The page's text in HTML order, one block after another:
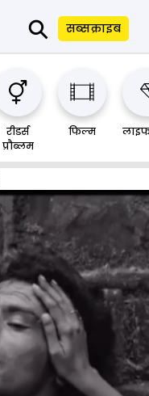
⚲ सब्सक्राइब
रीडर्स
प्रौब्लम
फिल्म